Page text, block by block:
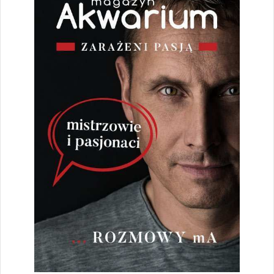
Dodaj do koszyka
Akwarium holenderskie
2,46zł
Dodaj do koszyka
Projekty akwariów biotopowych
2,46
Dodaj do koszyka